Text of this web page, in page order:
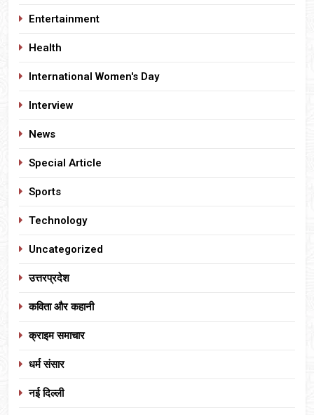
Entertainment
Health
International Women's Day
Interview
News
Special Article
Sports
Technology
Uncategorized
उत्तरप्रदेश
कविता और कहानी
क्राइम समाचार
धर्म संसार
नई दिल्ली